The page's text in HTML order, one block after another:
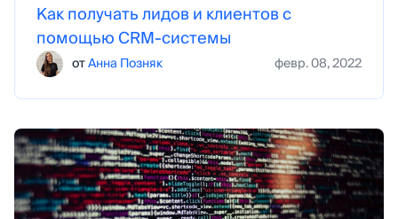
Как получать лидов и клиентов с
помощью CRM-системы
отАнна Позняк февр. 08, 2022